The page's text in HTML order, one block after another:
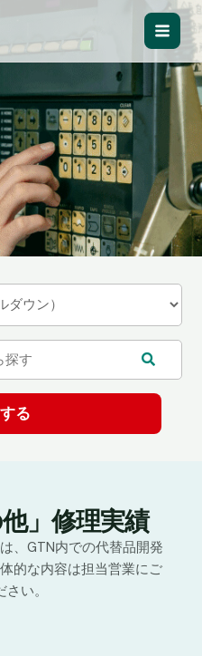
Main
」修理実績
、GTN内での代替品開発
的な内容は担当営業にご
い。